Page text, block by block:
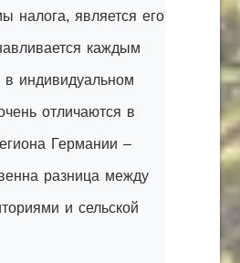
налога, является его
каждым
в индивидуальном
отличаются в
Германии –
разница между
и сельской